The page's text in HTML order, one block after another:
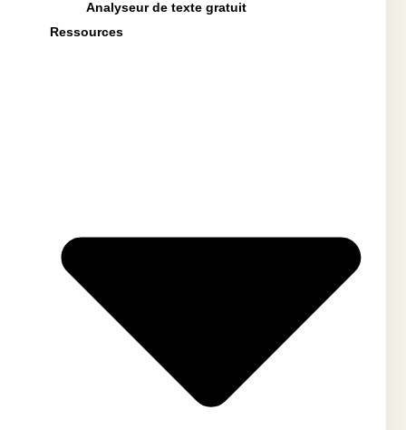
Analyseur de texte gratuit
Ressources